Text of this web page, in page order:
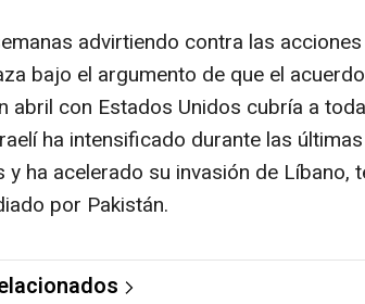
advirtiendo contra las
bajo el argumento de que el
abril con Estados Unidos cubría a
ha intensificado durante las
y ha acelerado su invasión de Líbano,
por Pakistán.